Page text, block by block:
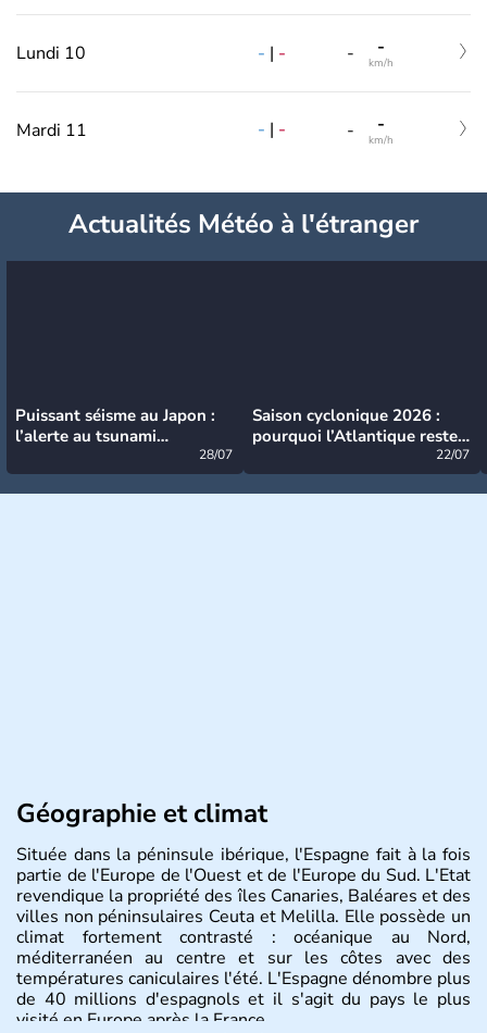
Lundi 10 - | - - -
km/h
Mardi 11 - | - - -
km/h
Actualités Météo à l'étranger
Puissant séisme au Japon :
l’alerte au tsunami
28/07
Saison cyclonique 2026 :
pourquoi l’Atlantique reste
22/07
Géographie et climat
Située dans la péninsule ibérique, l'Espagne fait à la fois
partie de l'Europe de l'Ouest et de l'Europe du Sud. L'Etat
revendique la propriété des îles Canaries, Baléares et des
villes non péninsulaires Ceuta et Melilla. Elle possède un
climat fortement contrasté : océanique au Nord,
méditerranéen au centre et sur les côtes avec des
températures caniculaires l'été. L'Espagne dénombre plus
de 40 millions d'espagnols et il s'agit du pays le plus
visité en Europe après la France.